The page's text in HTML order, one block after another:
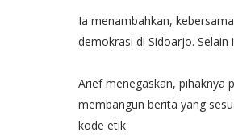
Ia menambahkan,
demokrasi di Sidoarjo.
Arief menegaskan, pihaknya
membangun berita yang
kode etik